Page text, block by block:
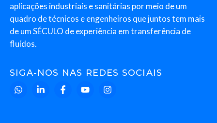
aplicações industriais e sanitárias por meio de um
quadro de técnicos e engenheiros que juntos tem mais
de um SÉCULO de experiência em transferência de
fluídos.
SIGA-NOS NAS REDES SOCIAIS